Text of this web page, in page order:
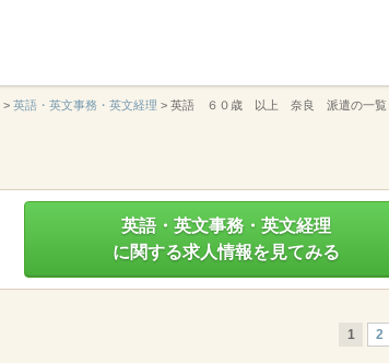
> 英語・英文事務・英文経理 > 英語 ６０歳 以上 奈良 派遣の一覧
英語・英文事務・英文経理
に関する求人情報を見てみる
1 2